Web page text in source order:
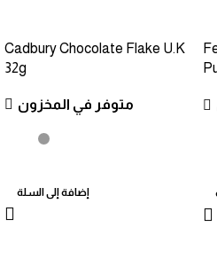
Cadbury Chocolate Flake U.K
32g
متوفر في المخزون
إضافة إلى السلة